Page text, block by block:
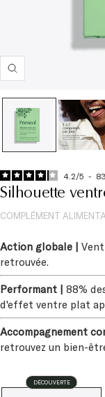
Zoom
4.2/5 - 83
Silhouette
COMPLÉMENT
Action globale |
retrouvée.
Performant | 88%
d'effet ventre plat
Accompagnement
retrouvez un bien-
DÉCOUVERTE